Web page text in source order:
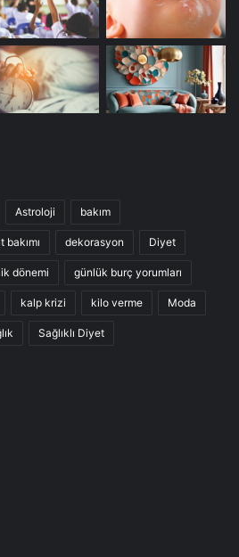
Astroloji bakım
bakımı dekorasyon Diyet
dönemi günlük burç yorumları
kalp krizi kilo verme Moda
Sağlıklı Diyet